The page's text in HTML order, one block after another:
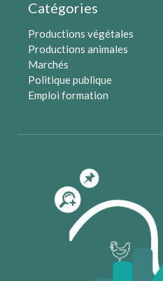
Catégories
Productions végétales
Productions animales
Marchés
Politique publique
Emploi formation